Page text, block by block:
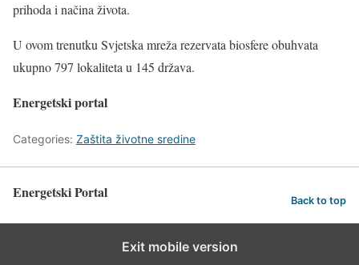
prihoda i načina života.
U ovom trenutku Svjetska mreža rezervata biosfere obuhvata
ukupno 797 lokaliteta u 145 država.
Energetski portal
Categories: Zaštita životne sredine
Energetski Portal Back to top
Exit mobile version